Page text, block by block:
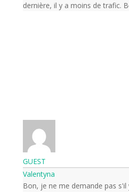
dernière, il y a moins de trafic.
GUEST
Valentyna
Bon, je ne me demande pas